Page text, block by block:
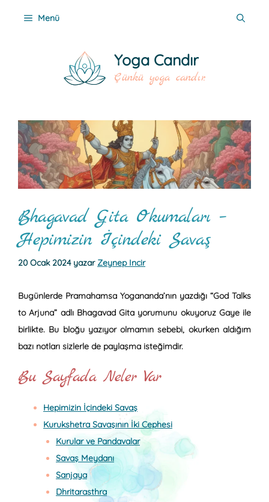
Menü
Yoga Candır
Çünkü yoga candır.
Bhagavad Gita Okumaları –
Hepimizin İçindeki Savaş
20 Ocak 2024 yazarZeynep Incir
Bugünlerde Pramahamsa Yogananda’nın yazdığı “God Talks
to Arjuna” adlı Bhagavad Gita yorumunu okuyoruz Gaye ile
birlikte. Bu bloğu yazıyor olmamın sebebi, okurken aldığım
bazı notları sizlerle de paylaşma isteğimdir.
Bu Sayfada Neler Var
Hepimizin İçindeki Savaş
Kurukshetra Savaşının İki Cephesi
Kurular ve Pandavalar
Savaş Meydanı
Sanjaya
Dhritarasthra